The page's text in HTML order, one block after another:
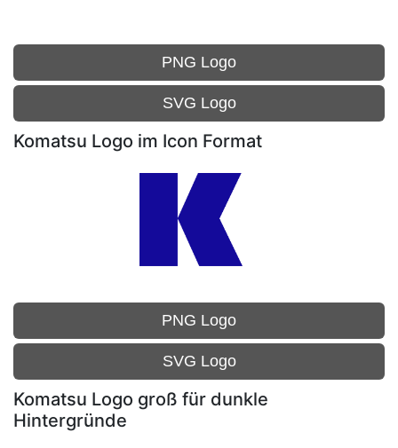
PNG Logo
SVG Logo
Komatsu Logo im Icon Format
PNG Logo
SVG Logo
Komatsu Logo groß für dunkle
Hintergründe